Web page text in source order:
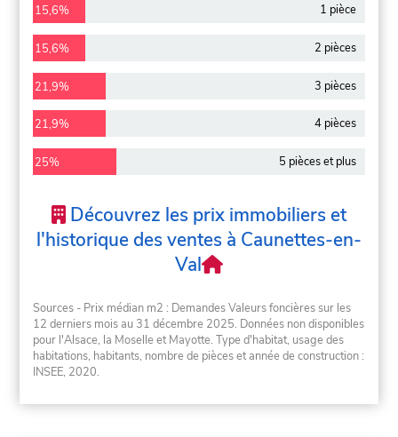
15,6% 1 pièce
15,6% 2 pièces
21,9% 3 pièces
21,9% 4 pièces
25% 5 pièces et plus
Découvrez les prix immobiliers et
l'historique des ventes à Caunettes-en-
Val
Sources - Prix médian m2 : Demandes Valeurs foncières sur les
12 derniers mois au 31 décembre 2025. Données non disponibles
pour l'Alsace, la Moselle et Mayotte. Type d'habitat, usage des
habitations, habitants, nombre de pièces et année de construction :
INSEE, 2020.